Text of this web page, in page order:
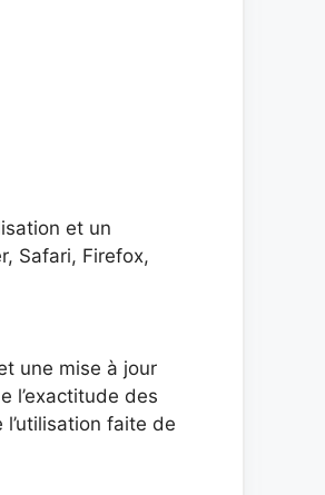
et un
Safari, Firefox,
une mise à jour
l’exactitude des
faite de